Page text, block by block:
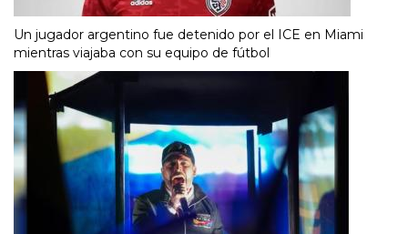
Un jugador argentino fue detenido por el ICE en Miami
mientras viajaba con su equipo de fútbol